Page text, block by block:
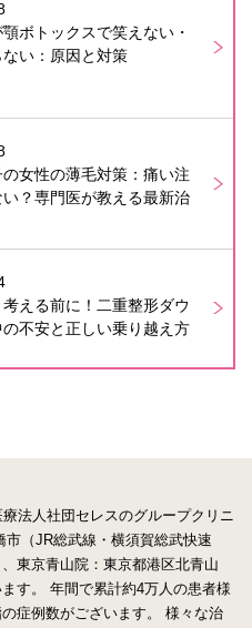
ボトックスで笑えない・
い：原因と対策
女性の薄毛対策：痛い注
？専門医が教える最新治
える前に！二重整形ダウ
の不安と正しい乗り越え方
法人社団セレスのグループクリニ
市（JR総武線・横須賀総武快速
東京青山院：東京都港区北青山
す。
年間で累計約4万人の患者様
症例数がございます。
様々な治